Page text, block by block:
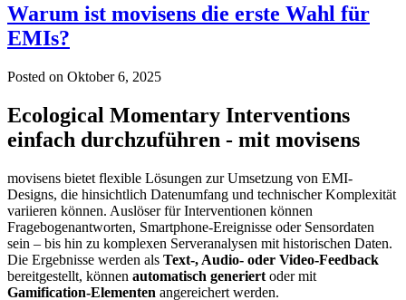
Warum ist movisens die erste Wahl für
EMIs?
Posted on Oktober 6, 2025
Ecological Momentary Interventions
einfach durchzuführen - mit movisens
movisens bietet flexible Lösungen zur Umsetzung von EMI-
Designs, die hinsichtlich Datenumfang und technischer Komplexität
variieren können. Auslöser für Interventionen können
Fragebogenantworten, Smartphone-Ereignisse oder Sensordaten
sein – bis hin zu komplexen Serveranalysen mit historischen Daten.
Die Ergebnisse werden als Text-, Audio- oder Video-Feedback
bereitgestellt, können automatisch generiert oder mit
Gamification-Elementen angereichert werden.